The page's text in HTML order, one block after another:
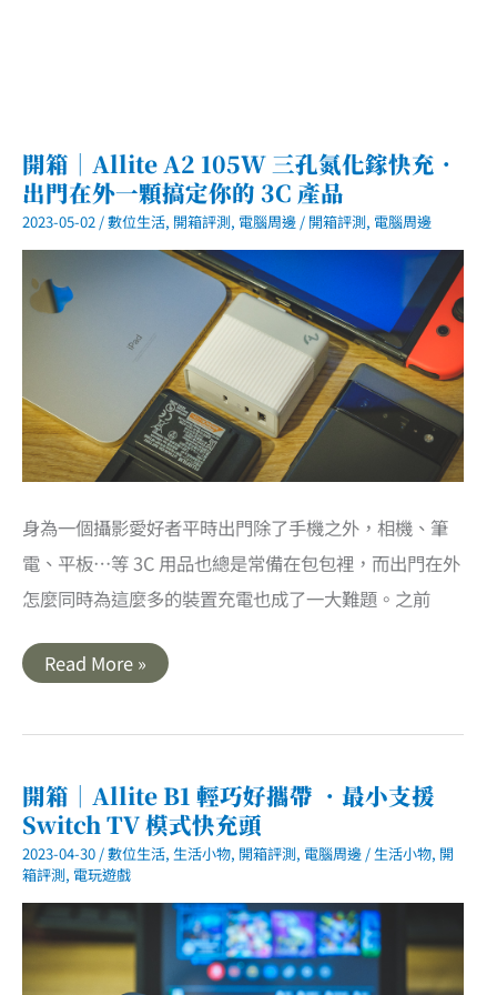
開箱｜Allite A2 105W 三孔氮化鎵快充．
出門在外一顆搞定你的 3C 產品
2023-05-02 /數位生活, 開箱評測, 電腦周邊 / 開箱評測, 電腦周邊
身為一個攝影愛好者平時出門除了手機之外，相機、筆
電、平板…等 3C 用品也總是常備在包包裡，而出門在外
怎麼同時為這麼多的裝置充電也成了一大難題。之前
開
箱
A2
孔
氮
化
鎵
快
充．
門
在
外
顆
Read More »
開箱｜Allite B1 輕巧好攜帶 ．最小支援
Switch TV 模式快充頭
2023-04-30 /數位生活, 生活小物, 開箱評測, 電腦周邊 / 生活小物, 開
箱評測, 電玩遊戲